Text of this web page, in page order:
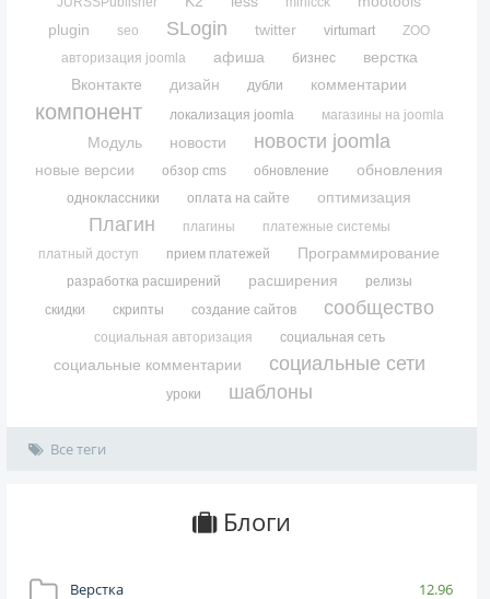
plugin
seo SLogin twitter virtumart
ZOO
авторизация joomla
афиша бизнес
верстка
Вконтакте
дизайн дубли комментарии
компонент локализация joomla магазины на joomla
Модуль новости новости joomla
новые версии обзор cms обновление обновления
одноклассники оплата на сайте оптимизация
Плагин плагины
платежные системы
платный доступ
прием платежей Программирование
разработка расширений расширения
релизы
скидки
скрипты создание сайтов сообщество
социальная авторизация социальная сеть
социальные комментарии социальные сети
уроки шаблоны
Все теги
Блоги
Верстка 12.96